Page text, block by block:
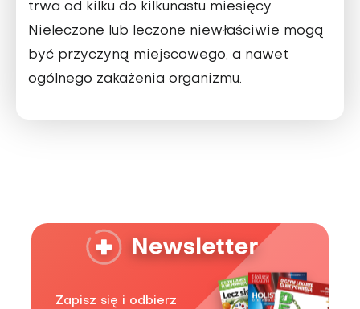
trwa od kilku do kilkunastu miesięcy.
Nieleczone lub leczone niewłaściwie mogą
być przyczyną miejscowego, a nawet
ogólnego zakażenia organizmu.
Zapisz się i odbierz